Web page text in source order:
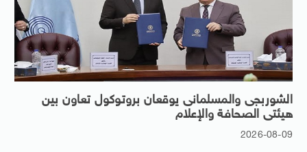
الشوربجى والمسلمانى يوقعان بروتوكول تعاون بين
هيئتى الصحافة والإعلام
2026-08-09